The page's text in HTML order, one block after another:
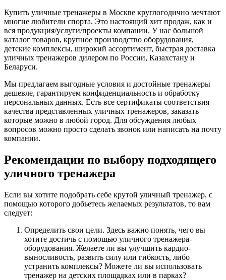
Купить уличные тренажеры в Москве круглогодично мечтают
многие любители спорта. Это настоящий хит продаж, как и
вся продукция/услуги/проекты компании. У нас большой
каталог товаров, крупное производство оборудования,
детские комплексы, широкий ассортимент, быстрая доставка
уличных тренажеров дилером по России, Казахстану и
Беларуси.
Мы предлагаем выгодные условия и достойные тренажеры
дешевле, гарантируем конфиденциальность и обработку
персональных данных. Есть все сертификаты соответствия
качества представленных уличных тренажеров, заказать
которые можно в любой город. Для обсуждения любых
вопросов можно просто сделать звонок или написать на почту
компании.
Рекомендации по выбору подходящего
уличного тренажера
Если вы хотите подобрать себе крутой уличный тренажер, с
помощью которого добьетесь желаемых результатов, то вам
следует:
Определить свои цели. Здесь важно понять, чего вы
хотите достичь с помощью уличного тренажера-
оборудования. Желаете ли вы улучшить кардио-
выносливость, развить силу или гибкость, либо
устранить комплексы? Можете ли вы использовать
тренажер на детских площадках или в парках?